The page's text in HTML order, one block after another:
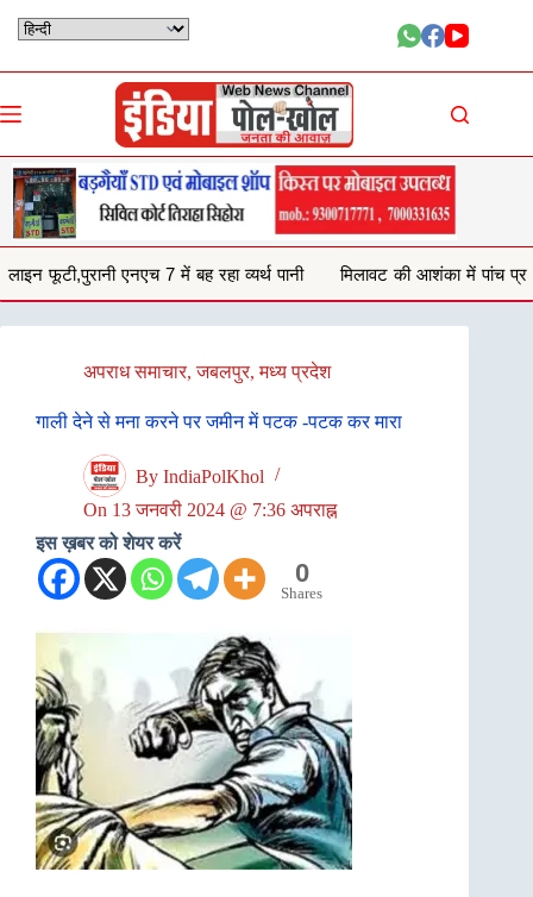
रहा व्यर्थ पानी मिलावट की आशंका में पांच प्रतिष्ठानों से जब्त किया 132
अपराध समाचार,जबलपुर,मध्य प्रदेश
गाली देने से मना करने पर जमीन में पटक -पटक कर मारा
By IndiaPolKhol
On 13 जनवरी 2024 @ 7:36 अपराह्न
इस ख़बर को शेयर करें
0
Shares